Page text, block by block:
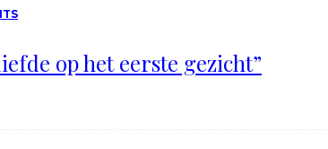
op het eerste gezicht”